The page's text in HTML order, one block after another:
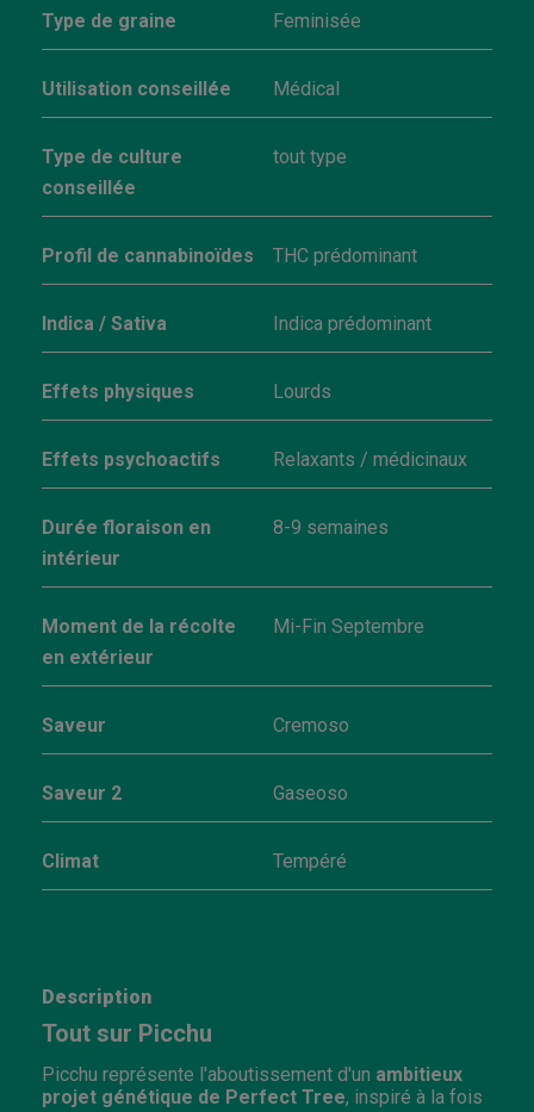
Type de graine Feminisée
Utilisation conseillée Médical
Type de culture
conseillée
tout type
Profil de cannabinoïdes THC prédominant
Indica / Sativa Indica prédominant
Effets physiques Lourds
Effets psychoactifs Relaxants / médicinaux
Durée floraison en
intérieur
8-9 semaines
Moment de la récolte
en extérieur
Mi-Fin Septembre
Saveur Cremoso
Saveur 2 Gaseoso
Climat Tempéré
Description
Tout sur Picchu
Picchu représente l'aboutissement d'un ambitieux
projet génétique de Perfect Tree, inspiré à la fois